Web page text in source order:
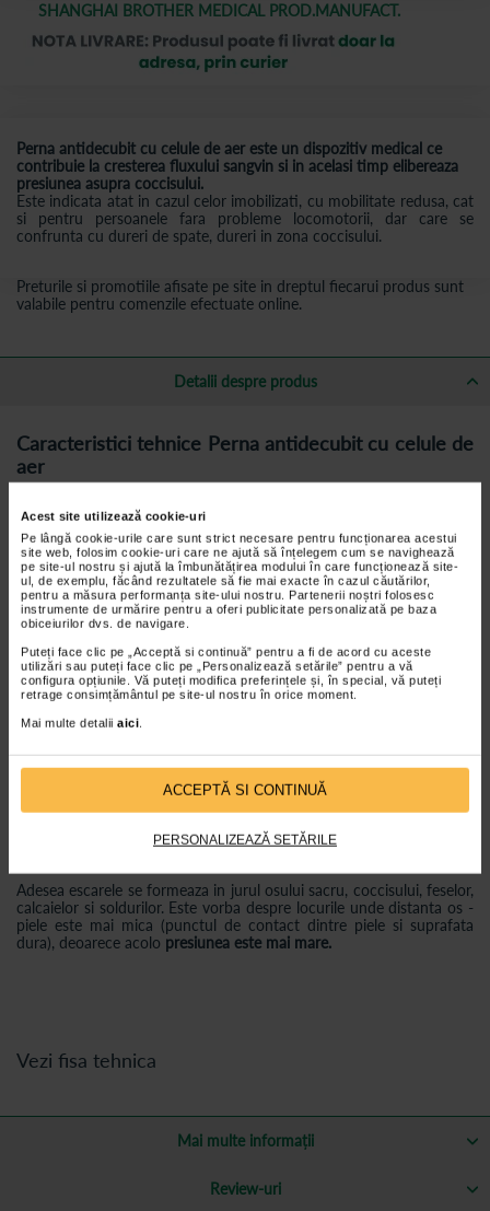
Acest site utilizează cookie-uri
Pe lângă cookie-urile care sunt strict necesare pentru funcționarea acestui
site web, folosim cookie-uri care ne ajută să înțelegem cum se navighează
pe site-ul nostru și ajută la îmbunătățirea modului în care funcționează site-
ul, de exemplu, făcând rezultatele să fie mai exacte în cazul căutărilor,
pentru a măsura performanța site-ului nostru. Partenerii noștri folosesc
instrumente de urmărire pentru a oferi publicitate personalizată pe baza
obiceiurilor dvs. de navigare.
Puteți face clic pe „Acceptă si continuă” pentru a fi de acord cu aceste
utilizări sau puteți face clic pe „Personalizează setările” pentru a vă
configura opțiunile. Vă puteți modifica preferințele și, în special, vă puteți
retrage consimțământul pe site-ul nostru în orice moment.
Mai multe detalii aici.
ACCEPTĂ SI CONTINUĂ
PERSONALIZEAZĂ SETĂRILE
SHANGHAI BROTHER MEDICAL PROD.MANUFACT.
Perna antidecubit cu celule de aer este un dispozitiv medical ce
contribuie la cresterea fluxului sangvin si in acelasi timp elibereaza
presiunea asupra coccisului.
Este indicata atat in cazul celor imobilizati, cu mobilitate redusa, cat
si pentru persoanele fara probleme locomotorii, dar care se
confrunta cu dureri de spate, dureri in zona coccisului.
Preturile si promotiile afisate pe site in dreptul fiecarui produs sunt
valabile pentru comenzile efectuate online.
Detalii despre produs
Caracteristici tehnice Perna antidecubit cu celule de
aer
Material: PVC
Lungime: 42 cm
Latime: 42 cm
Grosime: 3-4 cm
Culoare: negru.
Greutate maxima suportata: 100 kg.
care se scoate pentru spalare si igienizare.
Adesea escarele se formeaza in jurul osului sacru, coccisului, feselor,
calcaielor si soldurilor. Este vorba despre locurile unde distanta os -
piele este mai mica (punctul de contact dintre piele si suprafata
dura), deoarece acolo presiunea este mai mare.
Vezi fisa tehnica
Mai multe informații
Review-uri